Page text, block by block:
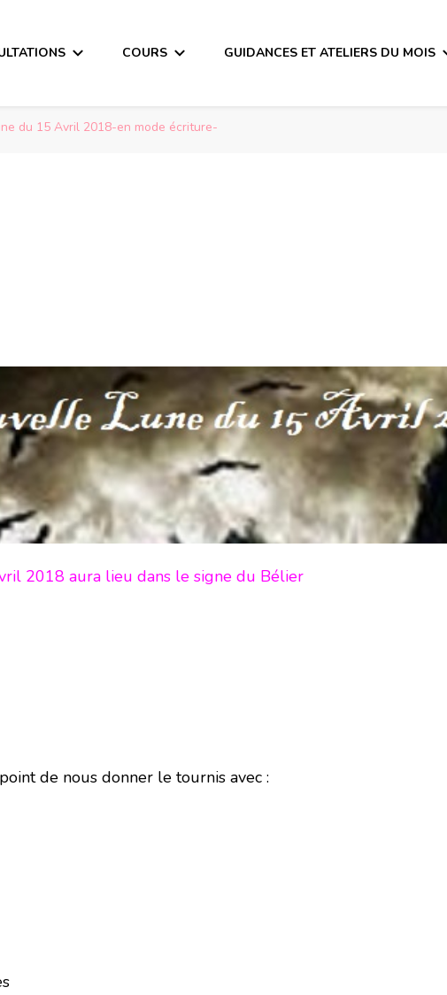
COURS GUIDANCES ET ATELIERS DU MOIS
du 15 Avril 2018-en mode écriture-
2018 aura lieu dans le signe du Bélier
de nous donner le tournis avec :